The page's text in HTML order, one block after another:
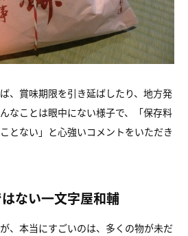
、賞味期限を引き延ばしたり、地方発
なことは眼中にない様子で、「保存料
とない」と心強いコメントをいただき
ない一文字屋和輔
、本当にすごいのは、多くの物が未だ